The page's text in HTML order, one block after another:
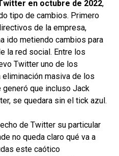
en octubre de 2022,
tipo de cambios. Primero
de la empresa,
ido metiendo cambios para
la red social. Entre los
Twitter uno de los
masiva de los
que incluso Jack
se quedara sin el tick azul.
de Twitter su particular
no queda claro qué va a
este caótico